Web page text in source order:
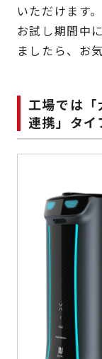
いただけます。
お試し期間中
ましたら、お
工場では「
連携」タイ